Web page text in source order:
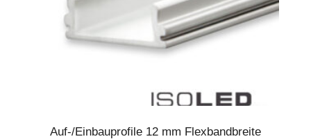
Auf-/Einbauprofile 12 mm Flexbandbreite